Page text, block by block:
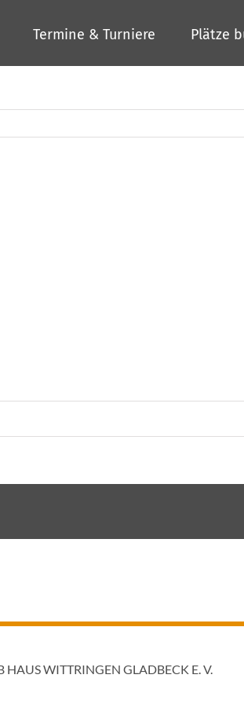
Termine & Turniere Plätze
HAUS WITTRINGEN GLADBECK E. V.